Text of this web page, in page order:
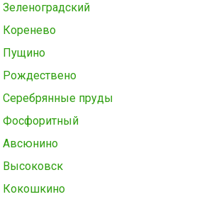
Зеленоградский
Коренево
Пущино
Рождествено
Серебрянные пруды
Фосфоритный
Авсюнино
Высоковск
Кокошкино